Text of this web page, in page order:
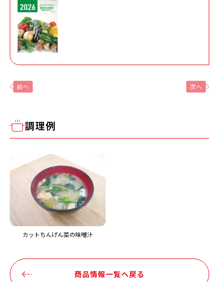
前へ 次へ
調理例
カットちんげん菜の味噌汁
商品情報一覧へ戻る